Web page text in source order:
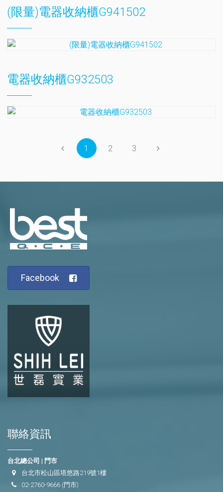
(限量)電器收納櫃G941502
電器收納櫃G932503
1 2 3
Facebook
聯絡資訊
台北總公司 | 門市
台北市松山區塔悠路219號1樓
02-2760-9666 (門市)